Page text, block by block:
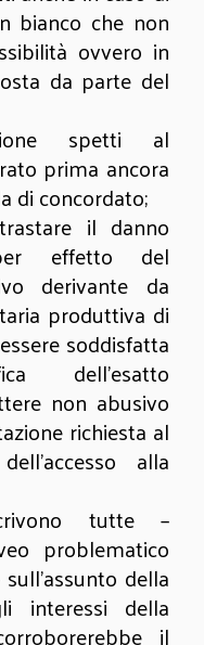
bianco che non
ovvero in
da parte del
spetti al
prima ancora
di concordato;
il danno
effetto del
derivante da
produttiva di
soddisfatta
dell'esatto
non abusivo
richiesta al
alla
tutte –
problematico
della
interessi della
il